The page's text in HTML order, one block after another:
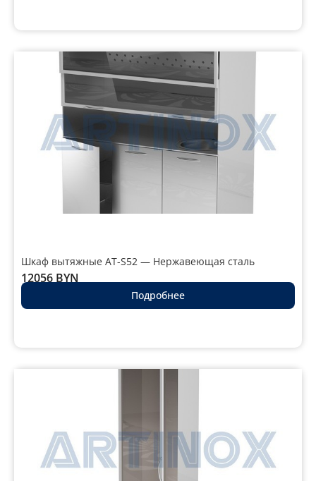
Шкаф вытяжные AT-S52 — Нержавеющая сталь
12056 BYN
Подробнее